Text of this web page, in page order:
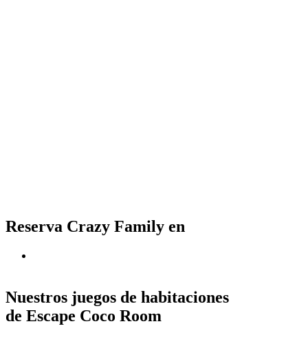
Reserva Crazy Family en
Nuestros juegos de habitaciones
de Escape Coco Room